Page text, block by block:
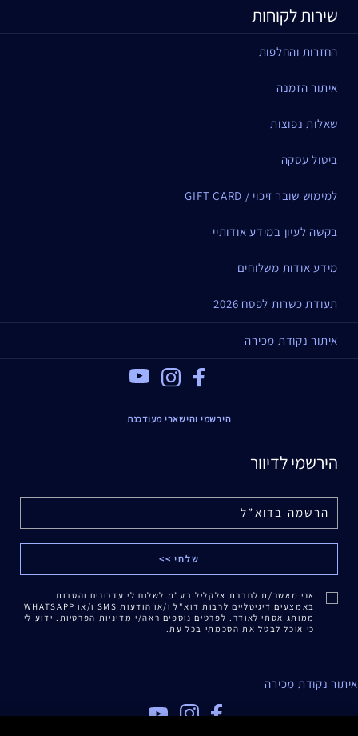
שירות לקוחות
החזרות והחלפות
איתור הזמנה
שאלות נפוצות
ביטול עסקה
למימוש שובר זיכוי / GIFT CARD
בקשה לעיון במידע אודותיי
מידע אודות משלוחים
תעודת כשרות לפסח 2026
איתור נקודת מכירה
Facebook
הירשמי והישארי מעודכנת
הירשמי לדיוור
אני מאשר/ת לחברת אלקליל בע"מ לשלוח לי עדכונים והטבות
באמצעים דיגיטליים לרבות דוא"ל ו/או הודעות SMS ו/או WHATSAPP
ממותג אסתי לאודר. לפרטים נוספים ראה/י מדיניות הפרטיות . ידוע לי
כי אוכל לבטל את הסכמתי בכל עת.
איתור נקודת מכירה